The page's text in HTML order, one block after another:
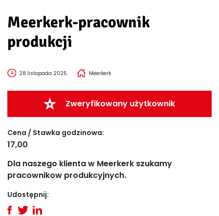
Meerkerk-pracownik
produkcji
28 listopada 2025 Meerkerk
Zweryfikowany użytkownik
Cena / Stawka godzinowa:
17,00
Dla naszego klienta w Meerkerk szukamy
pracownikow produkcyjnych.
Udostępnij: